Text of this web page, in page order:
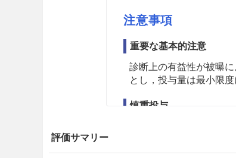
注意事項
重要な基本的注意
診断上の有益性が被曝
とし，投与量は最小限度
慎重投与
妊婦又は妊娠している
評価サマリー